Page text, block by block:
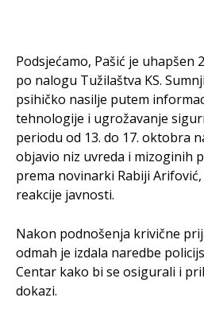
Podsjećamo, Pašić je
po nalogu Tužilaštva KS.
psihičko nasilje putem
tehnologije i ugrožavanje
periodu od 13. do 17. oktobra
objavio niz uvreda i mizoginih
prema novinarki Rabiji
reakcije javnosti.
Nakon podnošenja krivične
odmah je izdala naredbe
Centar kako bi se osigurali i
dokazi.